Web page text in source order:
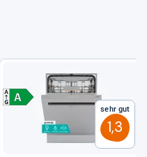
Sehr gut
1,3